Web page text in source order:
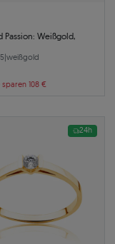
Passion: Weißgold,
|weißgold
sparen 108 €
24h